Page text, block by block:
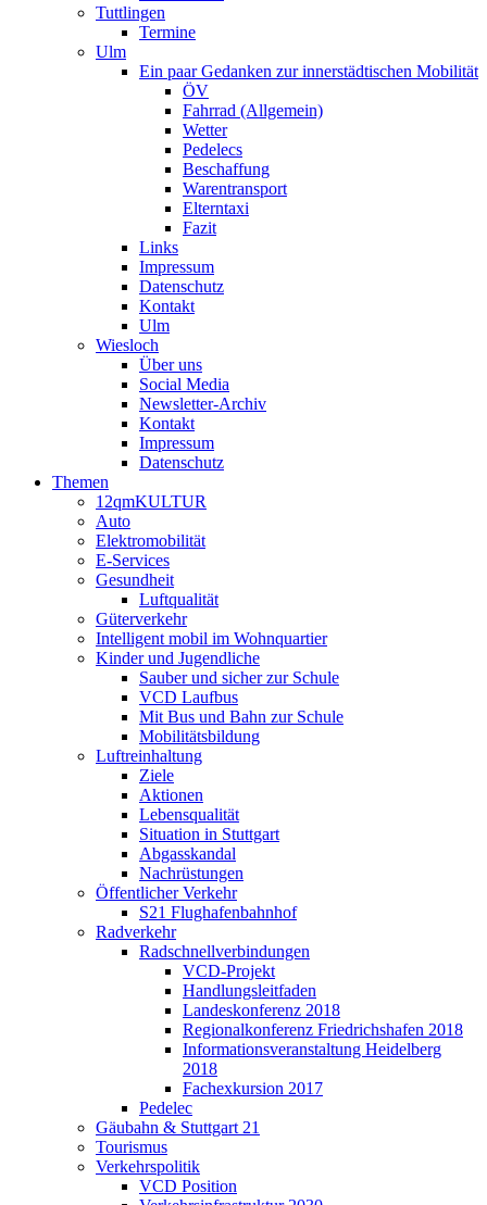
Tuttlingen
Termine
Ulm
Ein paar Gedanken zur innerstädtischen Mobilität
ÖV
Fahrrad (Allgemein)
Wetter
Pedelecs
Beschaffung
Warentransport
Elterntaxi
Fazit
Links
Impressum
Datenschutz
Kontakt
Ulm
Wiesloch
Über uns
Social Media
Newsletter-Archiv
Kontakt
Impressum
Datenschutz
Themen
12qmKULTUR
Auto
Elektromobilität
E-Services
Gesundheit
Luftqualität
Güterverkehr
Intelligent mobil im Wohnquartier
Kinder und Jugendliche
Sauber und sicher zur Schule
VCD Laufbus
Mit Bus und Bahn zur Schule
Mobilitätsbildung
Luftreinhaltung
Ziele
Aktionen
Lebensqualität
Situation in Stuttgart
Abgasskandal
Nachrüstungen
Öffentlicher Verkehr
S21 Flughafenbahnhof
Radverkehr
Radschnellverbindungen
VCD-Projekt
Handlungsleitfaden
Landeskonferenz 2018
Regionalkonferenz Friedrichshafen 2018
Informationsveranstaltung Heidelberg
2018
Fachexkursion 2017
Pedelec
Gäubahn & Stuttgart 21
Tourismus
Verkehrspolitik
VCD Position